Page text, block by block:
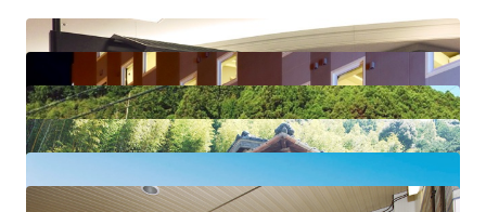
Forte Wajima
串本 Route Inn
農家民泊 Jugemu
矢戶田自然塾
LEOGRAD高爾夫俱樂部
纪三井寺花园飯店 Hayashi